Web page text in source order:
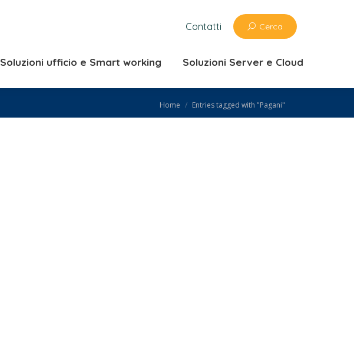
Contatti Cerca
Soluzioni ufficio e Smart working Soluzioni Server e Cloud
You are here:
Home Entries tagged with "Pagani"
Soluzioni Server e Cloud